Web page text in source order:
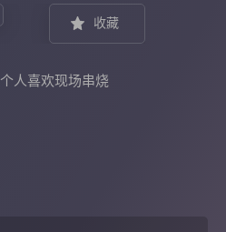
收藏
人喜欢现场串烧